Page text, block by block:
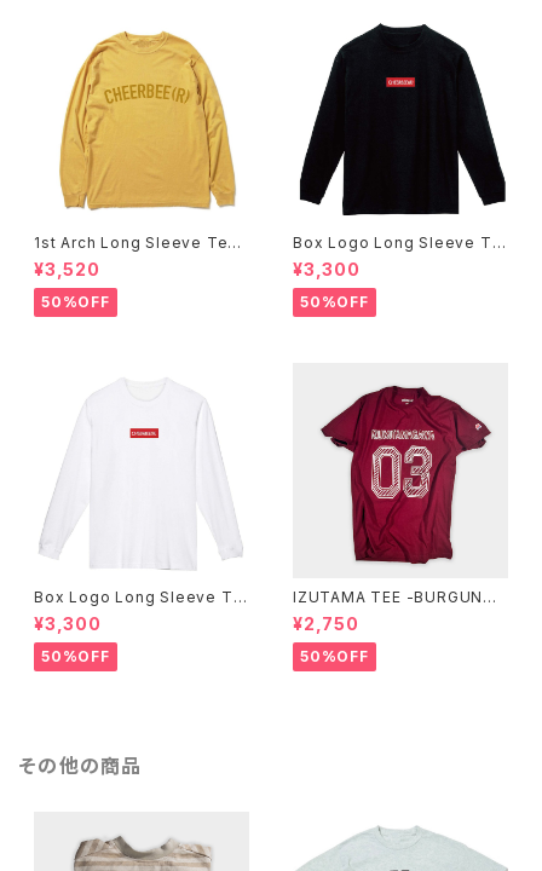
1st Arch Long Sleeve Tee
-Mustard-
¥3,520
50%OFF
Box Logo Long Sleeve Te
e -Black-
¥3,300
50%OFF
Box Logo Long Sleeve Te
e -White-
¥3,300
50%OFF
IZUTAMA TEE -BURGUNDY
-
¥2,750
50%OFF
その他の商品